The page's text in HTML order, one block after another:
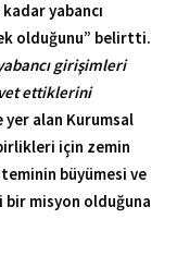
yabancı
olduğunu” belirtti.
girişimleri
ettiklerini
alan Kurumsal
için zemin
büyümesi ve
bir misyon olduğuna